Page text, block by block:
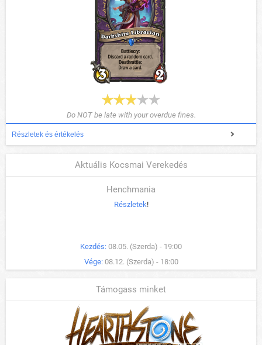
Do NOT be late with your overdue fines.
Részletek és értékelés
Aktuális Kocsmai Verekedés
Henchmania
Részletek!
Kezdés: 08.05. (Szerda) - 19:00
Vége: 08.12. (Szerda) - 18:00
Támogass minket